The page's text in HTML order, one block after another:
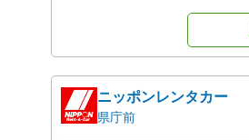
ニッポンレンタカー
県庁前